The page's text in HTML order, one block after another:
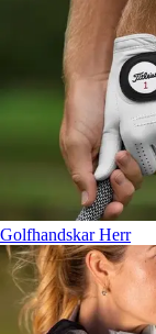
Golfhandskar Herr